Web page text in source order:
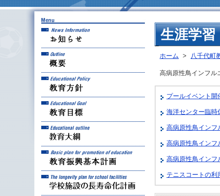
お知らせ
教育方針
教育大綱
学校施設の長寿命化計
生涯学習
ホーム > 八千代町
高病原性鳥インフル
プールイベント開
海洋センター臨時
高病原性鳥インフ
高病原性鳥インフ
高病原性鳥インフ
テニスコートの利